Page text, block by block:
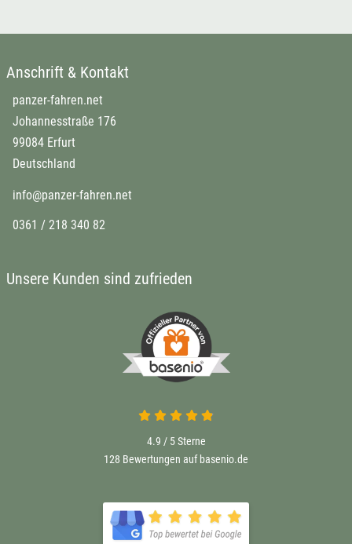
Anschrift & Kontakt
panzer-fahren.net
Johannesstraße 176
99084 Erfurt
Deutschland
info@panzer-fahren.net
0361 / 218 340 82
Unsere Kunden sind zufrieden
4.9 / 5Sterne
128 Bewertungen auf basenio.de